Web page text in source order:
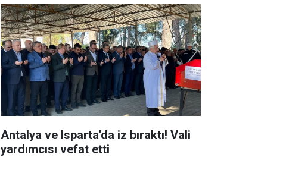
Antalya ve Isparta'da iz bıraktı! Vali
yardımcısı vefat etti